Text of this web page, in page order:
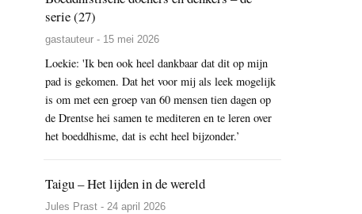
serie (27)
gastauteur - 15 mei 2026
Loekie: 'Ik ben ook heel dankbaar dat dit op mijn
pad is gekomen. Dat het voor mij als leek mogelijk
is om met een groep van 60 mensen tien dagen op
de Drentse hei samen te mediteren en te leren over
het boeddhisme, dat is echt heel bijzonder.’
Taigu – Het lijden in de wereld
Jules Prast - 24 april 2026